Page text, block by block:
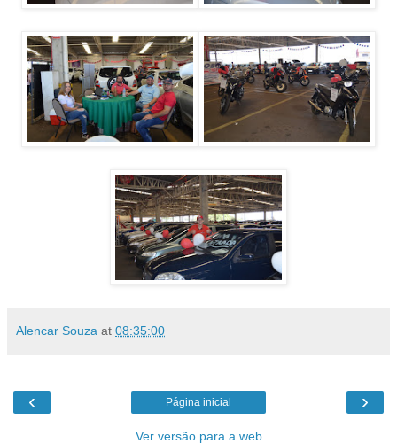
Alencar Souza at 08:35:00
‹ ›
Página inicial
Ver versão para a web